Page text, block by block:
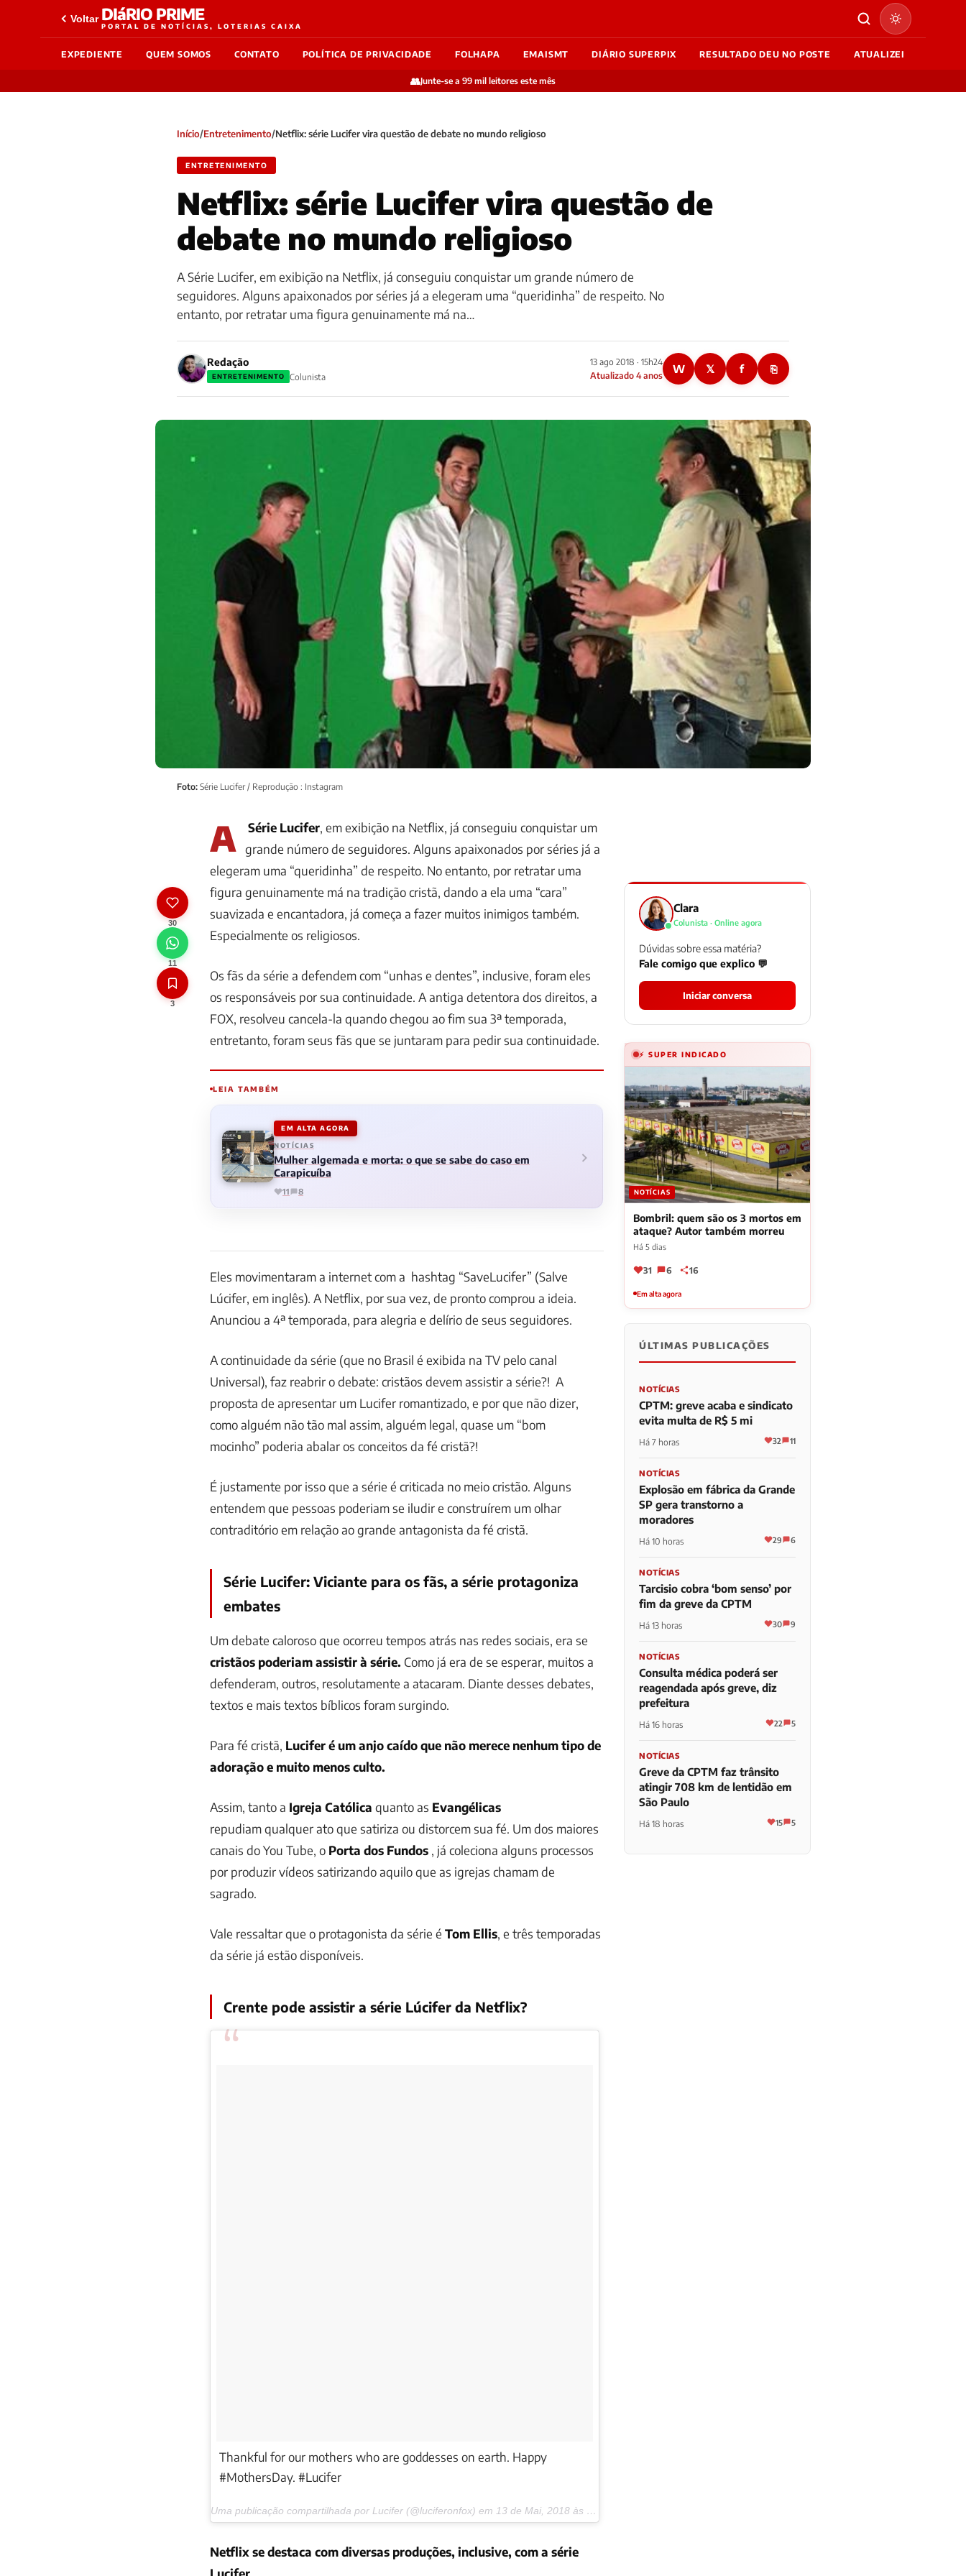
Voltar DIáRIO PRIME
PORTAL DE NOTÍCIAS, LOTERIAS CAIXA
EXPEDIENTE QUEM SOMOS CONTATO POLÍTICA DE PRIVACIDADE FOLHAPA EMAISMT DIÁRIO SUPERPIX RESULTADO DEU NO POSTE ATUALIZEI
👥Junte-se a 99 mil leitores este mês
Início/Entretenimento/Netflix: série Lucifer vira questão de debate no mundo religioso
ENTRETENIMENTO
Netflix: série Lucifer vira questão de
debate no mundo religioso
A Série Lucifer, em exibição na Netflix, já conseguiu conquistar um grande número de
seguidores. Alguns apaixonados por séries já a elegeram uma “queridinha” de respeito. No
entanto, por retratar uma figura genuinamente má na…
Redação
ENTRETENIMENTO Colunista
13 ago 2018 · 15h24
Atualizado 4 anos
W 𝕏 f ⎘
Foto: Série Lucifer / Reprodução : Instagram
30
11
3
A Série Lucifer, em exibição na Netflix, já conseguiu conquistar um
grande número de seguidores. Alguns apaixonados por séries já a
elegeram uma “queridinha” de respeito. No entanto, por retratar uma
figura genuinamente má na tradição cristã, dando a ela uma “cara”
suavizada e encantadora, já começa a fazer muitos inimigos também.
Especialmente os religiosos.
Os fãs da série a defendem com “unhas e dentes”, inclusive, foram eles
os responsáveis por sua continuidade. A antiga detentora dos direitos, a
FOX, resolveu cancela-la quando chegou ao fim sua 3ª temporada,
entretanto, foram seus fãs que se juntaram para pedir sua continuidade.
LEIA TAMBÉM
EM ALTA AGORA
NOTÍCIAS
Mulher algemada e morta: o que se sabe do caso em
Carapicuíba
11 8
Eles movimentaram a internet com a hashtag “SaveLucifer” (Salve
Lúcifer, em inglês). A Netflix, por sua vez, de pronto comprou a ideia.
Anunciou a 4ª temporada, para alegria e delírio de seus seguidores.
A continuidade da série (que no Brasil é exibida na TV pelo canal
Universal), faz reabrir o debate: cristãos devem assistir a série?! A
proposta de apresentar um Lucifer romantizado, e por que não dizer,
como alguém não tão mal assim, alguém legal, quase um “bom
mocinho” poderia abalar os conceitos da fé cristã?!
É justamente por isso que a série é criticada no meio cristão. Alguns
entendem que pessoas poderiam se iludir e construírem um olhar
contraditório em relação ao grande antagonista da fé cristã.
Série Lucifer: Viciante para os fãs, a série protagoniza
embates
Um debate caloroso que ocorreu tempos atrás nas redes sociais, era se
cristãos poderiam assistir à série. Como já era de se esperar, muitos a
defenderam, outros, resolutamente a atacaram. Diante desses debates,
textos e mais textos bíblicos foram surgindo.
Para fé cristã, Lucifer é um anjo caído que não merece nenhum tipo de
adoração e muito menos culto.
Assim, tanto a Igreja Católica quanto as Evangélicas
repudiam qualquer ato que satiriza ou distorcem sua fé. Um dos maiores
canais do You Tube, o Porta dos Fundos , já coleciona alguns processos
por produzir vídeos satirizando aquilo que as igrejas chamam de
sagrado.
Vale ressaltar que o protagonista da série é Tom Ellis, e três temporadas
da série já estão disponíveis.
Crente pode assistir a série Lúcifer da Netflix?
Thankful for our mothers who are goddesses on earth. Happy
#MothersDay. #Lucifer
Uma publicação compartilhada por Lucifer (@luciferonfox) em 13 de Mai, 2018 às 2:31 PDT
Netflix se destaca com diversas produções, inclusive, com a série
Clara
Colunista · Online agora
Dúvidas sobre essa matéria?
Fale comigo que explico 💬
Iniciar conversa
⚡ SUPER INDICADO
NOTÍCIAS
Bombril: quem são os 3 mortos em
ataque? Autor também morreu
Há 5 dias
31 6 16
Em alta agora
ÚLTIMAS PUBLICAÇÕES
NOTÍCIAS
CPTM: greve acaba e sindicato
evita multa de R$ 5 mi
Há 7 horas 32 11
NOTÍCIAS
Explosão em fábrica da Grande
SP gera transtorno a
moradores
Há 10 horas 29 6
NOTÍCIAS
Tarcisio cobra ‘bom senso’ por
fim da greve da CPTM
Há 13 horas 30 9
NOTÍCIAS
Consulta médica poderá ser
reagendada após greve, diz
prefeitura
Há 16 horas 22 5
NOTÍCIAS
Greve da CPTM faz trânsito
atingir 708 km de lentidão em
São Paulo
Há 18 horas 15 5